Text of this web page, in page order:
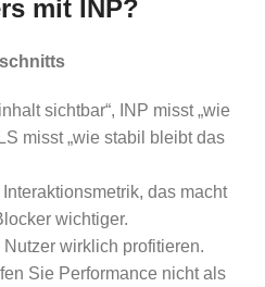
mit INP?
sichtbar“, INP misst „wie
misst „wie stabil bleibt das
das macht
wichtiger.
wirklich profitieren.
Sie Performance nicht als